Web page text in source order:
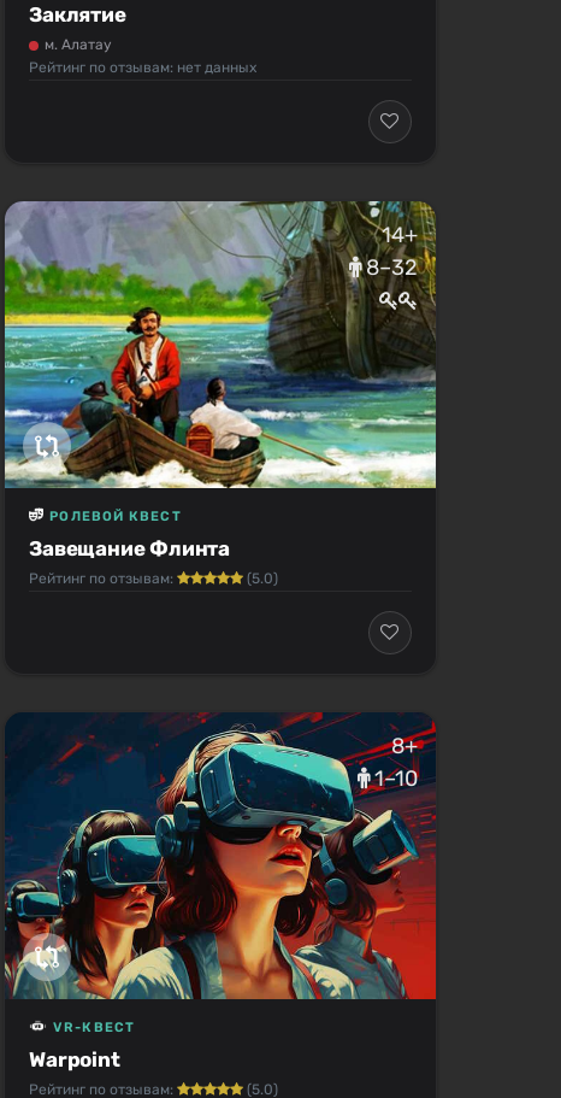
Заклятие
м. Алатау
Рейтинг по отзывам: нет данных
14+
8–32
Завещание Флинта
РОЛЕВОЙ КВЕСТ
Рейтинг по отзывам: (5.0)
8+
1–10
Warpoint
VR-КВЕСТ
Рейтинг по отзывам: (5.0)